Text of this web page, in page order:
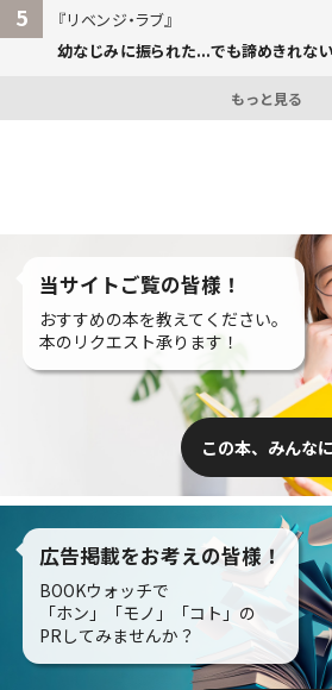
5
リベンジ・ラブ
幼なじみに振られた...でも諦めきれない
もっと見る
当サイトご覧の皆様！
おすすめの本を教えてください。
本のリクエスト承ります！
この本、みんな
広告掲載をお考えの皆様！
BOOKウォッチで
「ホン」「モノ」「コト」の
PRしてみませんか？